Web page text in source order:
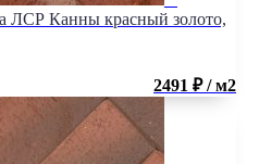
ЛСР Канны красный золото,
2491 ₽ / м2